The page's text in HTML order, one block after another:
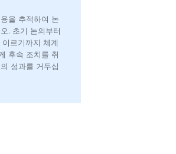
을 추적하여 논
. 초기 논의부터
르기까지 체계
후속 조치를 취
성과를 거두십